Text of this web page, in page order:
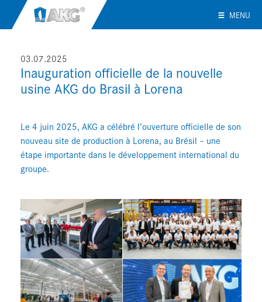
MENU
03.07.2025
Inauguration officielle de la nouvelle
usine AKG do Brasil à Lorena
Le 4 juin 2025, AKG a célébré l’ouverture officielle de son
nouveau site de production à Lorena, au Brésil – une
étape importante dans le développement international du
groupe.